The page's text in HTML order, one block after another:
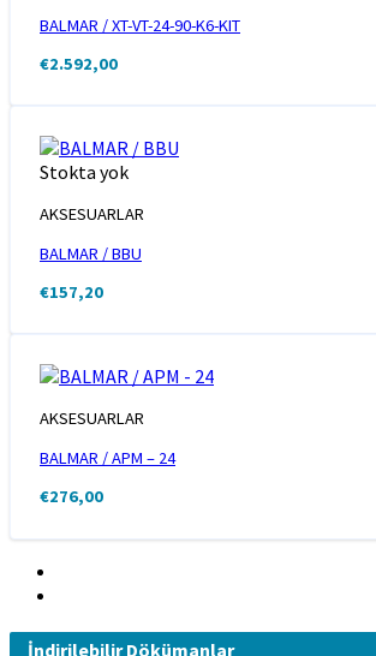
BALMAR / XT-VT-24-90-K6-KIT
€2.592,00
Stokta yok
AKSESUARLAR
BALMAR / BBU
€157,20
AKSESUARLAR
BALMAR / APM – 24
€276,00
İndirilebilir Dökümanlar